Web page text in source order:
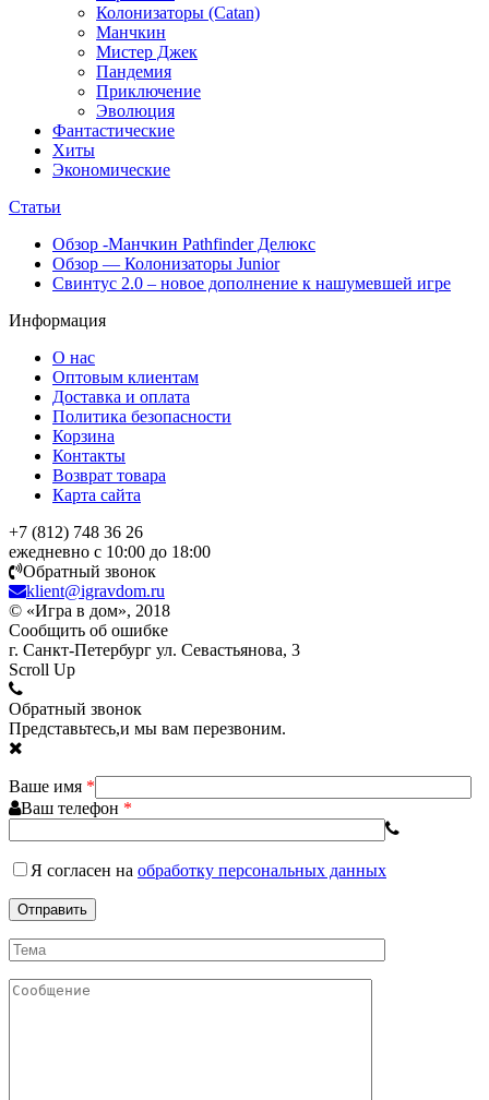
Колонизаторы (Catan)
Манчкин
Мистер Джек
Пандемия
Приключение
Эволюция
Фантастические
Хиты
Экономические
Статьи
Обзор -Манчкин Pathfinder Делюкс
Обзор — Колонизаторы Junior
Свинтус 2.0 – новое дополнение к нашумевшей игре
Информация
О нас
Оптовым клиентам
Доставка и оплата
Политика безопасности
Корзина
Контакты
Возврат товара
Карта сайта
+7 (812) 748 36 26
ежедневно с 10:00 до 18:00
Обратный звонок
klient@igravdom.ru
© «Игра в дом», 2018
Сообщить об ошибке
г. Санкт-Петербург ул. Севастьянова, 3
Scroll Up
Обратный звонок
Представьтесь,и мы вам перезвоним.
Ваше имя *
Ваш телефон *
Я согласен на обработку персональных данных